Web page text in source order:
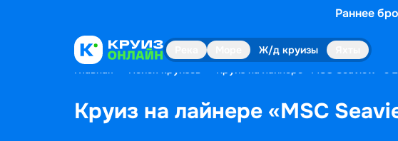
Раннее
Ж/д круизы
Главная Поиск круизов Круиз на лайнере «MSC Seaview» с
Круиз на лайнере «MSC